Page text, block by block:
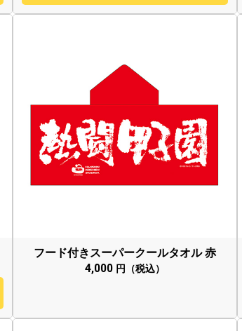
フード付き スーパークールタオル 赤
4,000 円（税込）